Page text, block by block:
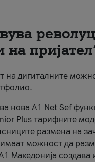
на дигиталните
нова A1 Net Sef
Plus тарифните
размена на
можност да
Македонија